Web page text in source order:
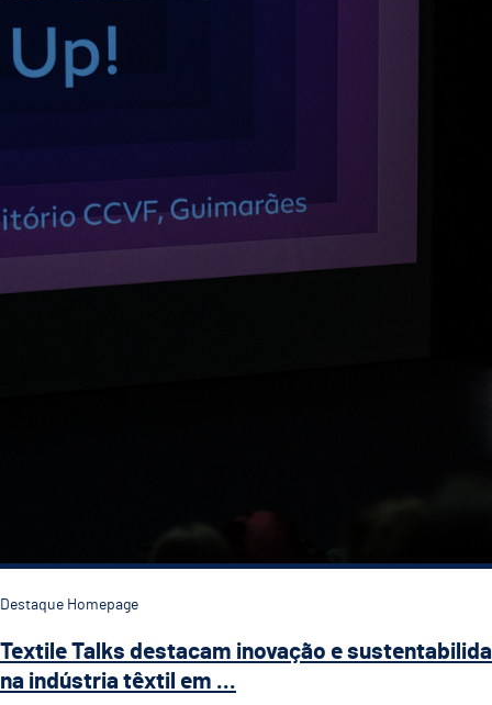
Destaque Homepage
Textile Talks destacam inovação e
na indústria têxtil em ...